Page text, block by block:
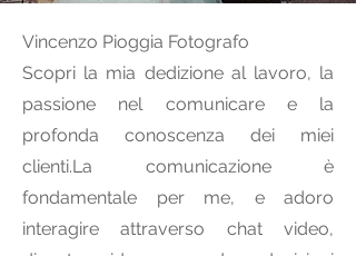
Vincenzo Pioggia Fotografo
Scopri la mia dedizione al lavoro, la
passione nel comunicare e la
profonda conoscenza dei miei
clienti.La comunicazione è
fondamentale per me, e adoro
interagire attraverso chat video,